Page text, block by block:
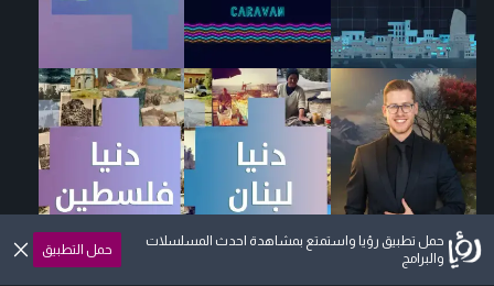
حمل تطبيق رؤيا واستمتع بمشاهدة احدث المسلسلات
والبرامج
حمل التطبيق